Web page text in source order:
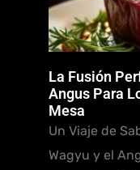
La Fusión
Angus Para
Mesa
Un Viaje de
Wagyu y el